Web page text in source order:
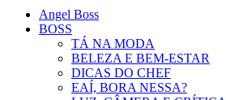
Angel Boss
BOSS
TÁ NA MODA
BELEZA E BEM-ESTAR
DICAS DO CHEF
EAÍ, BORA NESSA?